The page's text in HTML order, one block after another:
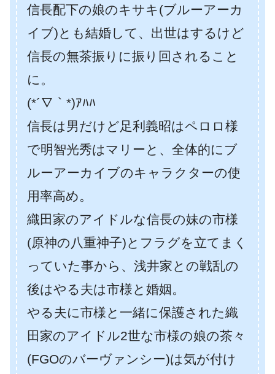
信長配下の娘のキサキ(ブルーアーカ
イブ)とも結婚して、出世はするけど
信長の無茶振りに振り回されること
に。
(*´∇｀*)ｱﾊﾊ
信長は男だけど足利義昭はペロロ様
で明智光秀はマリーと、全体的にブ
ルーアーカイブのキャラクターの使
用率高め。
織田家のアイドルな信長の妹の市様
(原神の八重神子)とフラグを立てまく
っていた事から、浅井家との戦乱の
後はやる夫は市様と婚姻。
やる夫に市様と一緒に保護された織
田家のアイドル2世な市様の娘の茶々
(FGOのバーヴァンシー)は気が付け